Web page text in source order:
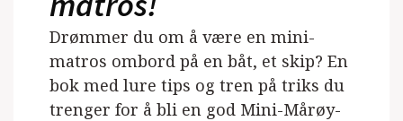
Drømmer du om å være en mini-
matros ombord på en båt, et skip? En
bok med lure tips og tren på triks du
trenger for å bli en god Mini-Mårøy-